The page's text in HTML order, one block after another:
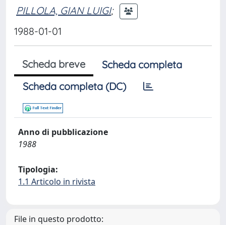
PILLOLA, GIAN LUIGI;
1988-01-01
Scheda breve
Scheda completa
Scheda completa (DC)
Anno di pubblicazione
1988
Tipologia:
1.1 Articolo in rivista
File in questo prodotto: